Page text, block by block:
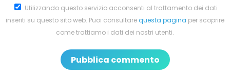
Utilizzando questo servizio acconsenti al trattamento dei dati
inseriti su questo sito web. Puoi consultarequesta pagina per scoprire
come trattiamo i dati dei nostri utenti.